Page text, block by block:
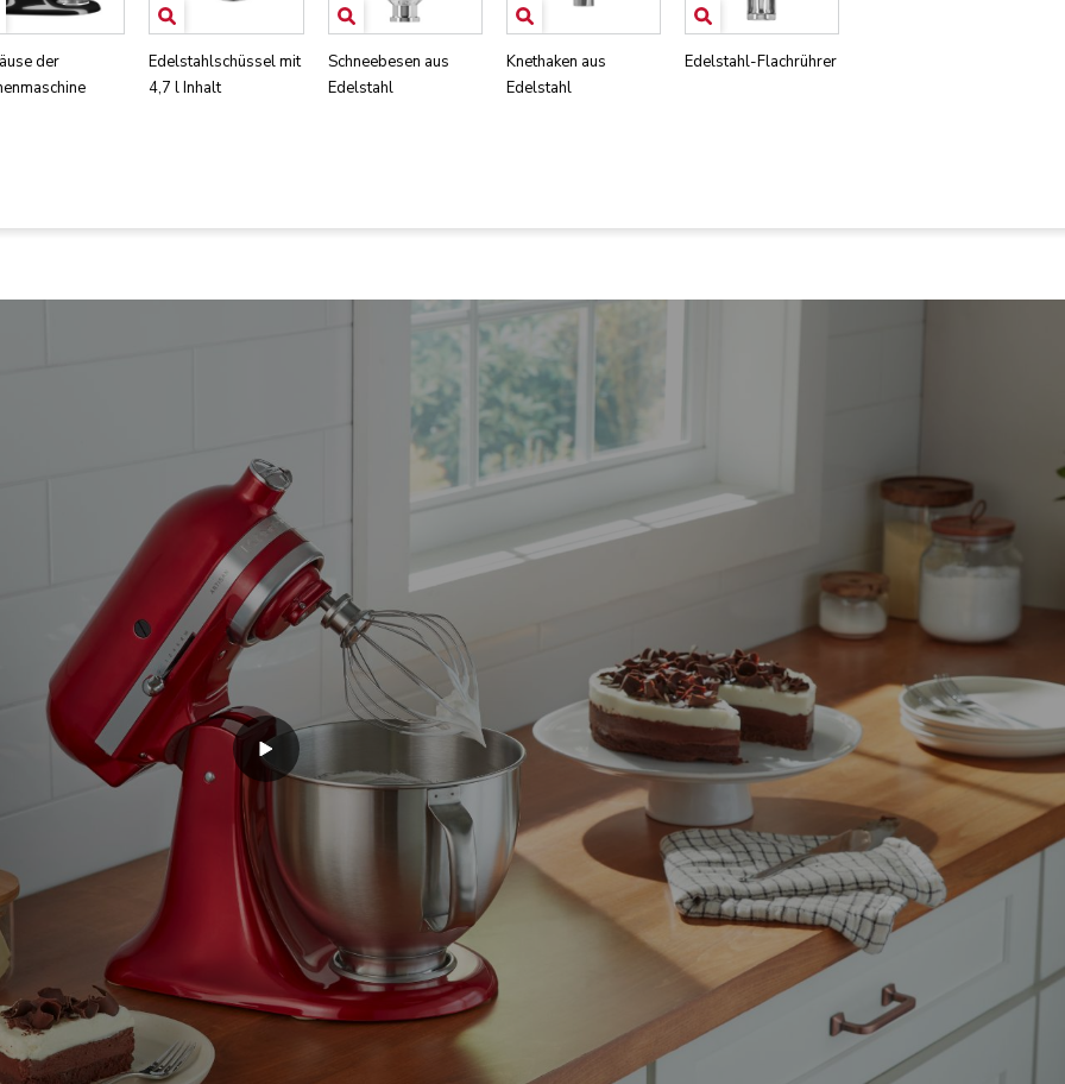
der
Edelstahlschüssel mit
4,7 l Inhalt
Schneebesen aus
Edelstahl
Knethaken aus
Edelstahl
Edelstahl-Flachrührer